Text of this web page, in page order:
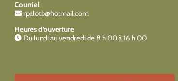
Courriel
rpalotb@hotmail.com
Heures d’ouverture
Du lundi au vendredi de 8 h 00 à 16 h 00